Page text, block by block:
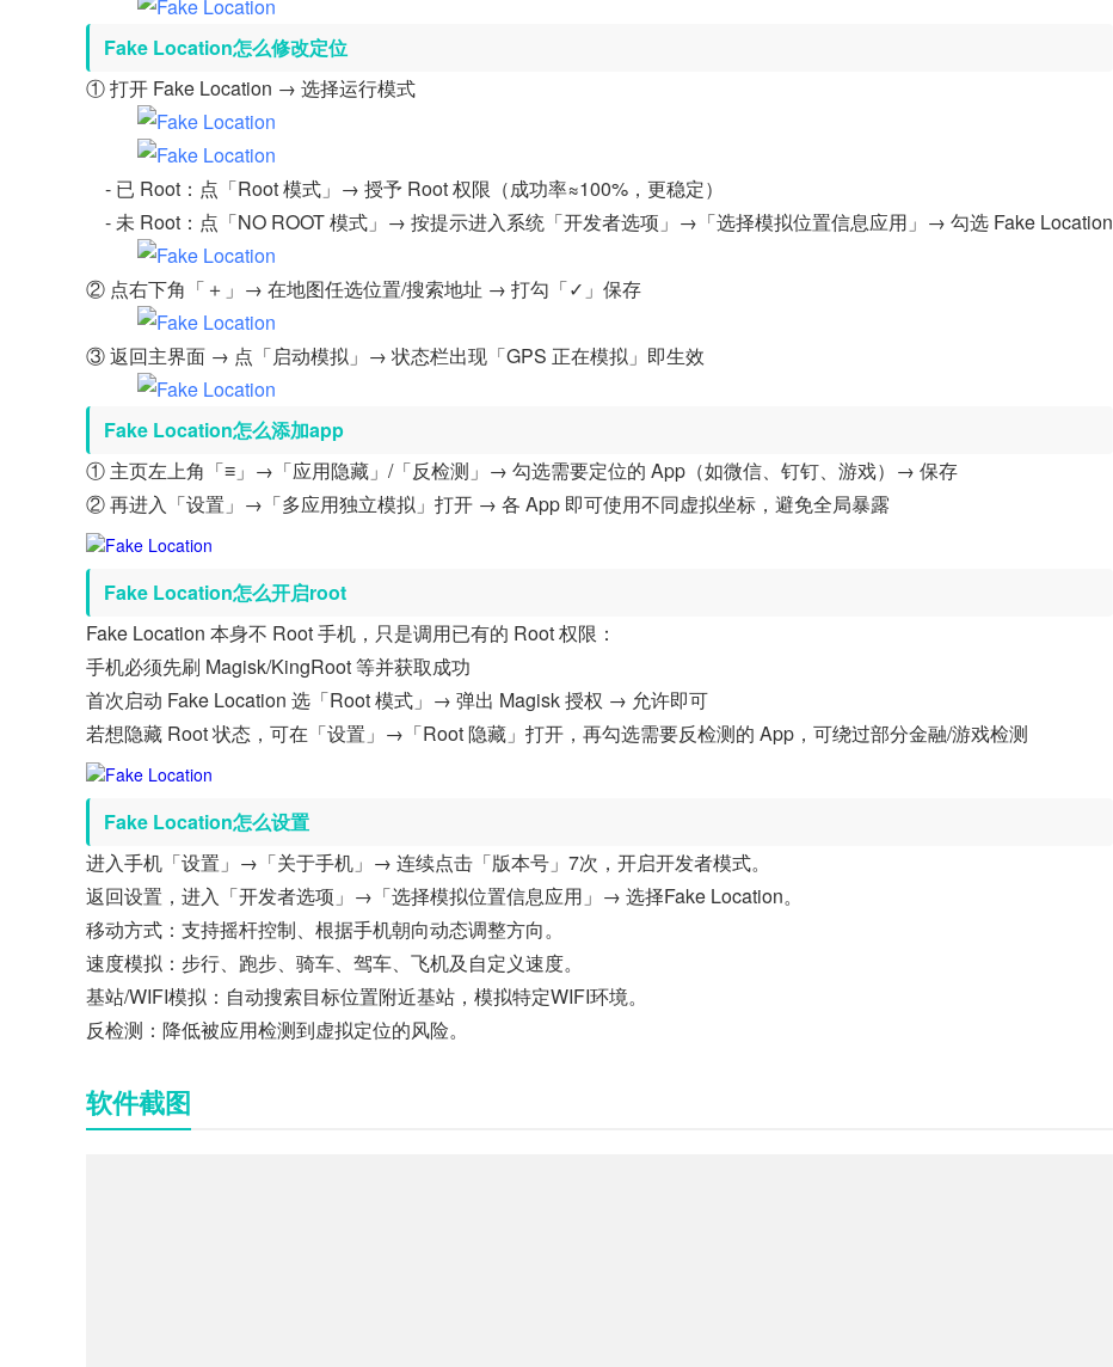
Fake Location怎么修改定位
① 打开 Fake Location → 选择运行模式
- 已 Root：点「Root 模式」→ 授予 Root 权限（成功率≈100%，更稳定）
- 未 Root：点「NO ROOT 模式」→ 按提示进入系统「开发者选项」→「选择模拟位置信息应用」→ 勾选 Fake Location
② 点右下角「＋」→ 在地图任选位置/搜索地址 → 打勾「✓」保存
③ 返回主界面 → 点「启动模拟」→ 状态栏出现「GPS 正在模拟」即生效
Fake Location怎么添加app
① 主页左上角「≡」→「应用隐藏」/「反检测」→ 勾选需要定位的 App（如微信、钉钉、游戏）→ 保存
② 再进入「设置」→「多应用独立模拟」打开 → 各 App 即可使用不同虚拟坐标，避免全局暴露
Fake Location怎么开启root
Fake Location 本身不 Root 手机，只是调用已有的 Root 权限：
手机必须先刷 Magisk/KingRoot 等并获取成功
首次启动 Fake Location 选「Root 模式」→ 弹出 Magisk 授权 → 允许即可
若想隐藏 Root 状态，可在「设置」→「Root 隐藏」打开，再勾选需要反检测的 App，可绕过部分金融/游戏检测
Fake Location怎么设置
进入手机「设置」→「关于手机」→ 连续点击「版本号」7次，开启开发者模式。
返回设置，进入「开发者选项」→「选择模拟位置信息应用」→ 选择Fake Location。
移动方式：支持摇杆控制、根据手机朝向动态调整方向。
速度模拟：步行、跑步、骑车、驾车、飞机及自定义速度。
基站/WIFI模拟：自动搜索目标位置附近基站，模拟特定WIFI环境。
反检测：降低被应用检测到虚拟定位的风险。
软件截图